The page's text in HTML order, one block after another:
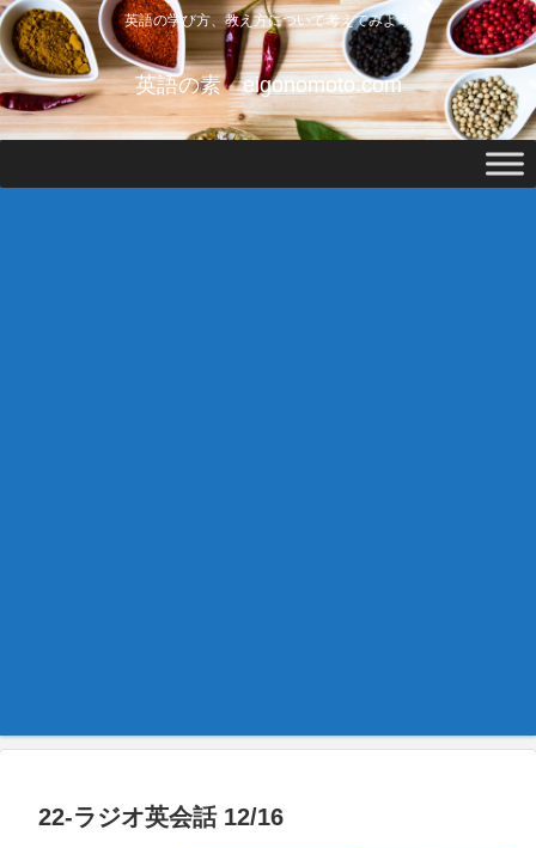
英語の学び方、教え方について考えてみよう
英語の素 eigonomoto.com
22-ラジオ英会話 12/16